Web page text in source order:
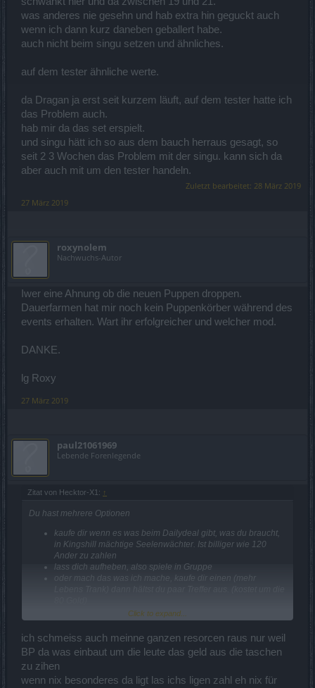
was anderes nie gesehn und hab extra hin geguckt auch
wenn ich dann kurz daneben geballert habe.
auch nicht beim singu setzen und ähnliches.
auf dem tester ähnliche werte.
da Dragan ja erst seit kurzem läuft, auf dem tester hatte ich
das Problem auch.
hab mir da das set erspielt.
und singu hätt ich so aus dem bauch herraus gesagt, so
seit 2 3 Wochen das Problem mit der singu. kann sich da
aber auch mit um den tester handeln.
Zuletzt bearbeitet: 28 März 2019
27 März 2019
roxynolem
Nachwuchs-Autor
Iwer eine Ahnung ob die neuen Puppen droppen.
Dauerfarmen hat mir noch kein Puppenkörber während des
events erhalten. Wart ihr erfolgreicher und welcher mod.
DANKE.
lg Roxy
27 März 2019
paul21061969
Lebende Forenlegende
Zitat von Hecktor-X1: ↑
Du hast mehrere Optionen
kaufe dir wenn es was beim Dailydeal gibt, was du braucht,
in Kingshill mächtige Seelenwächter. Ist billiger wie 120
Ander zu zahlen
lass dich aufheben, also spiele in Gruppe
oder mach das was ich mache, kaufe dir einen (mehr
Click to expand...
ich schmeiss auch meinne ganzen resorcen raus nur weil
BP da was einbaut um die leute das geld aus die taschen
zu zihen
wenn nix besonderes da ligt las ichs ligen zahl eh nix für